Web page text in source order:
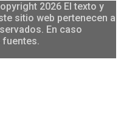
2026 El texto y
sitio web pertenecen a
En caso
fuentes.